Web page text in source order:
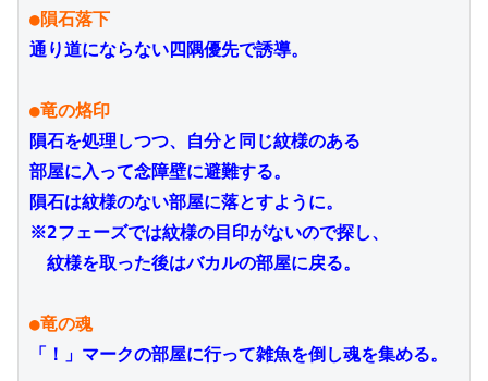
●隕石落下
通り道にならない四隅優先で誘導。
●竜の烙印
隕石を処理しつつ、自分と同じ紋様のある
部屋に入って念障壁に避難する。
隕石は紋様のない部屋に落とすように。
※2フェーズでは紋様の目印がないので探し、
紋様を取った後はバカルの部屋に戻る。
●竜の魂
「！」マークの部屋に行って雑魚を倒し魂を集める。